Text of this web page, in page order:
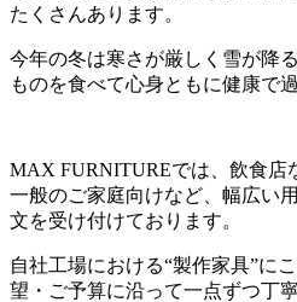
たくさんあります。
今年の冬は寒さが厳しく雪が降
ものを食べて心身ともに健康で
MAX FURNITUREでは、飲食店
一般のご家庭向けなど、幅広い
文を受け付けております。
自社工場における“製作家具”に
望・ご予算に沿って一点ずつ丁